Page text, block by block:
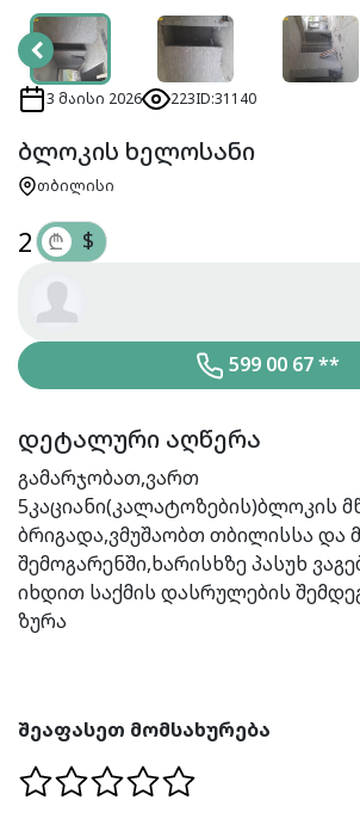
3 მაისი 2026 223ID:31140
ბლოკის ხელოსანი
თბილისი
2 ₾ $
599 00 67 **
დეტალური აღწერა
გამარჯობათ,ვართ
5კაციანი(კალატოზების)ბლოკის
ბრიგადა,ვმუშაობთ თბილისსა და
შემოგარენში,ხარისხზე პასუხ
იხდით საქმის დასრულების
ზურა
შეაფასეთ მომსახურება